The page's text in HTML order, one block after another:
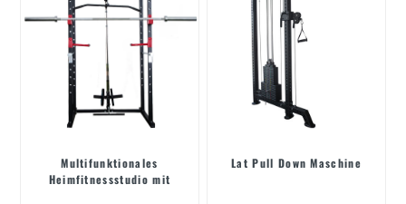
Multifunktionales
Heimfitnessstudio mit
Lat Pull Down Maschine